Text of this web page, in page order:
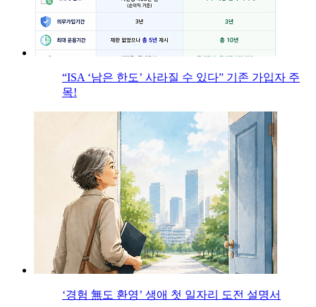
“ISA ‘남은 한도’ 사라질 수 있다” 기존 가입자 주
목!
‘경험 無도 환영’ 생애 첫 일자리 도전 설명서